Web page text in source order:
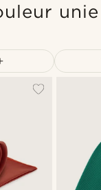
unie
Prix